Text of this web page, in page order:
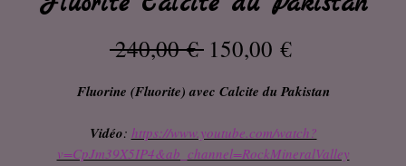
240,00 € Prix
150,00 €Prix
Fluorine (Fluorite) avec Calcite du Pakistan
Vidéo: https://www.youtube.com/watch?
v=CpJm39X5IP4&ab_channel=RockMineralValley